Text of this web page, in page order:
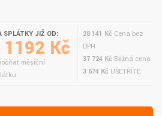
SPLÁTKY JIŽ OD:
1192 Kč
měsíční
28 141 Kč Cena bez
DPH
37 724 Kč Běžná cena
3 674 Kč UŠETŘÍTE